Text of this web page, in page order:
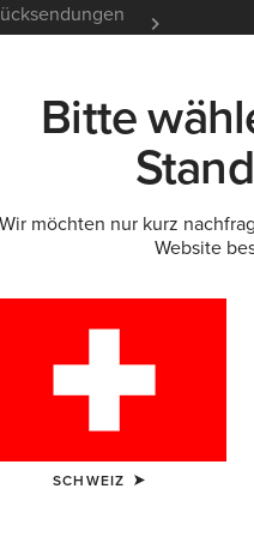
NEU & FEATURED
Bitte
Wir möchten nur kurz
Website
SCHWEIZ